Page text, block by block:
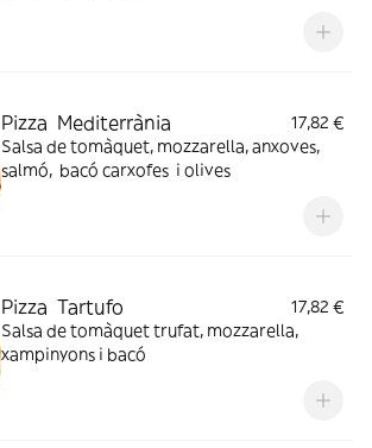
Pizza Mediterrània
17,82 €
Salsa de tomàquet, mozzarella, anxoves,
salmó, bacó carxofes i olives
Pizza Tartufo
17,82 €
Salsa de tomàquet trufat, mozzarella,
xampinyons i bacó